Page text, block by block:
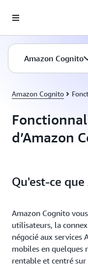
Amazon Cognito
Amazon Cognito
d’Amazon
Qu'est-ce
Amazon Cognito
utilisateurs, la
négocié aux services
mobiles en quelques
rentable et centré